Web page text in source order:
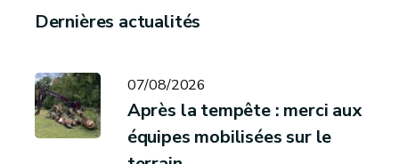
Dernières actualités
07/08/2026
Après la tempête : merci aux
équipes mobilisées sur le